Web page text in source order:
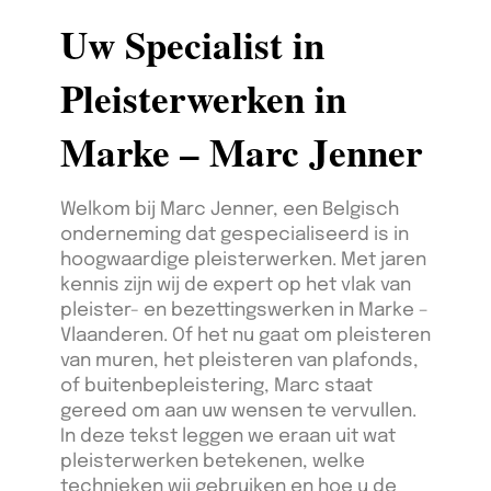
Uw Specialist in
Pleisterwerken in
Marke – Marc Jenner
Welkom bij Marc Jenner, een Belgisch
onderneming dat gespecialiseerd is in
hoogwaardige pleisterwerken. Met jaren
kennis zijn wij de expert op het vlak van
pleister- en bezettingswerken in Marke –
Vlaanderen. Of het nu gaat om pleisteren
van muren, het pleisteren van plafonds,
of buitenbepleistering, Marc staat
gereed om aan uw wensen te vervullen.
In deze tekst leggen we eraan uit wat
pleisterwerken betekenen, welke
technieken wij gebruiken en hoe u de